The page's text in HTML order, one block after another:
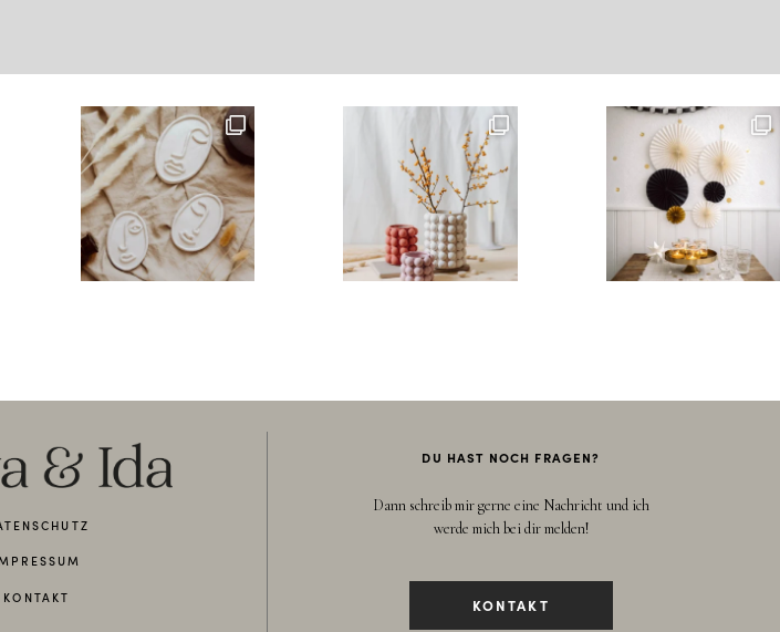
DU HAST NOCH FRAGEN?
Dann schreib mir gerne eine Nachricht und ich
werde mich bei dir melden!
KONTAKT KONTAKT